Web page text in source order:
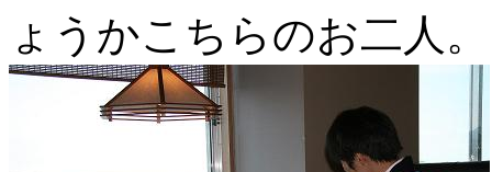
ょうかこちらのお二人。